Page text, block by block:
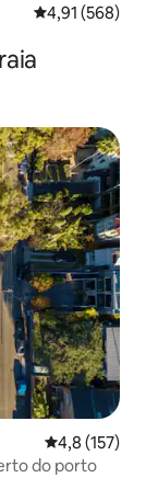
Classificação
4,91 (568)
Classificação
4,8 (157)
do porto